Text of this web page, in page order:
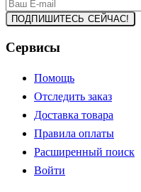
Сервисы
Помощь
Отследить заказ
Доставка товара
Правила оплаты
Расширенный поиск
Войти